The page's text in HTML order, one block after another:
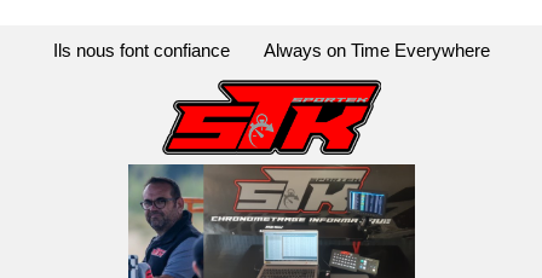
Ils nous font confiance Always on Time Everywhere